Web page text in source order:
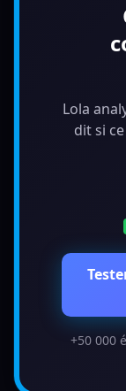
Lola
dit si
+50 000